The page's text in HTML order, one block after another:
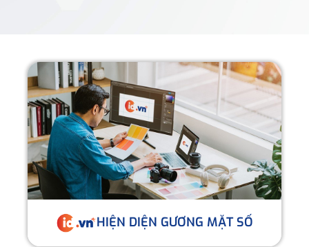
HIỆN DIỆN GƯƠNG MẶT SỐ